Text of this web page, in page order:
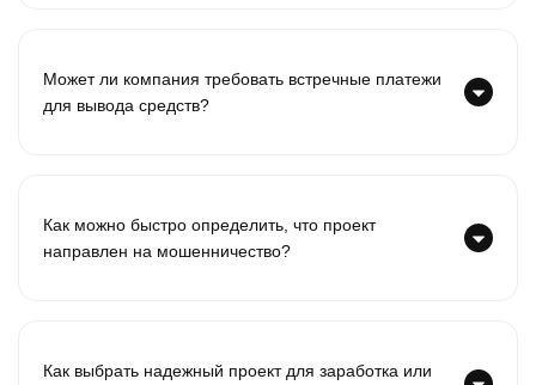
Может ли компания требовать встречные платежи
для вывода средств?
Как можно быстро определить, что проект
направлен на мошенничество?
Как выбрать надежный проект для заработка или